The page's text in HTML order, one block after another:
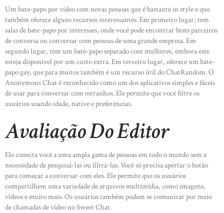
Um bate-papo por vídeo com novas pessoas que é bastante in style e que
também oferece alguns recursos interessantes. Em primeiro lugar, tem
salas de bate-papo por interesses, onde você pode encontrar bons parceiros
de conversa ou conversar com pessoas de uma grande empresa. Em
segundo lugar, tem um bate-papo separado com mulheres, embora este
esteja disponível por um custo extra. Em terceiro lugar, oferece um bate-
papo gay, que para muitos também é um recurso útil do ChatRandom. O
Anonymous Chat é reconhecido como um dos aplicativos simples e fáceis
de usar para conversar com estranhos. Ele permite que você filtre os
usuários usando idade, native e preferências.
Avaliação Do Editor
Ele conecta você a uma ampla gama de pessoas em todo o mundo sem a
necessidade de pesquisá-las ou filtrá-las. Você só precisa apertar o botão
para começar a conversar com eles. Ele permite que os usuários
compartilhem uma variedade de arquivos multimídia, como imagens,
vídeos e muito mais. Os usuários também podem se comunicar por meio
de chamadas de vídeo no Sweet Chat.